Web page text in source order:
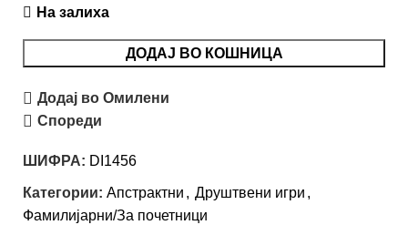
На залиха
ДОДАЈ ВО КОШНИЦА
Додај во Омилени
Спореди
ШИФРА: DI1456
Категории: Апстрактни , Друштвени игри ,
Фамилијарни/За почетници